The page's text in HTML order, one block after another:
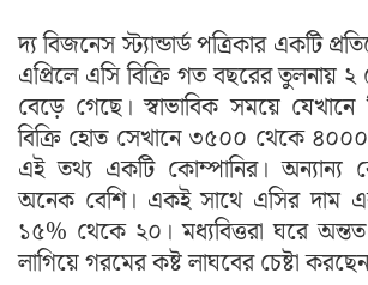
দ্য বিজনেস স্ট্যান্ডার্ড পত্রিকার একটি
এপ্রিলে এসি বিক্রি গত বছরের তুলনায়
বেড়ে গেছে। স্বাভাবিক সময়ে
বিক্রি হোত সেখানে ৩৫০০ থেকে ৪০০০
এই তথ্য একটি কোম্পানির। অন্যান্য
অনেক বেশি। একই সাথে এসির দাম
১৫% থেকে ২০। মধ্যবিত্তরা ঘরে
লাগিয়ে গরমের কষ্ট লাঘবের চেষ্টা